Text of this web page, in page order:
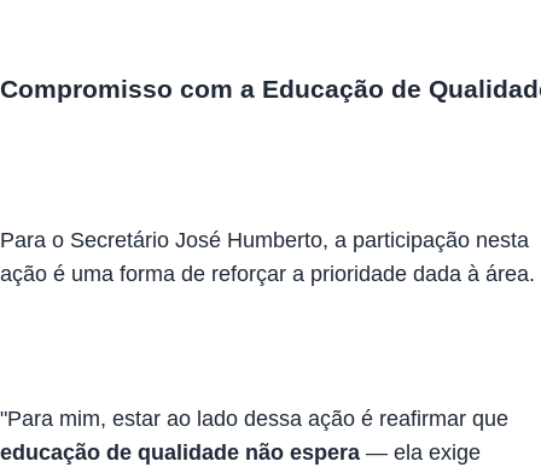
Compromisso com a Educação de
Para o Secretário José Humberto, a participação nesta
ação é uma forma de reforçar a prioridade dada à área.
"Para mim, estar ao lado dessa ação é reafirmar que
educação de qualidade não espera — ela exige